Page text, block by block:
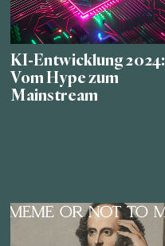
KI-Entwicklung 2024:
Vom Hype zum
Mainstream